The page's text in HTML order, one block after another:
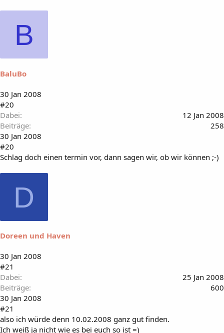
B
BaluBo
30 Jan 2008
#20
Dabei
12 Jan 2008
Beiträge
258
30 Jan 2008
#20
Schlag doch einen termin vor, dann sagen wir, ob wir können ;-)
D
Doreen und Haven
30 Jan 2008
#21
Dabei
25 Jan 2008
Beiträge
600
30 Jan 2008
#21
also ich würde denn 10.02.2008 ganz gut finden.
Ich weiß ja nicht wie es bei euch so ist =)